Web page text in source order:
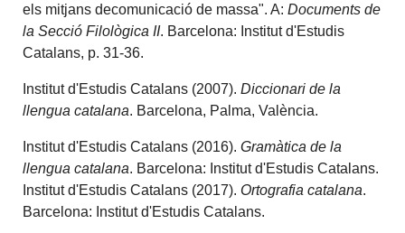
els mitjans decomunicació de massa". A:Documents de
la Secció Filològica II. Barcelona: Institut d'Estudis
Catalans, p. 31-36.
Institut d'Estudis Catalans (2007).Diccionari de la
llengua catalana. Barcelona, Palma, València.
Institut d'Estudis Catalans (2016).Gramàtica de la
llengua catalana. Barcelona: Institut d'Estudis Catalans.
Institut d'Estudis Catalans (2017). Ortografia catalana.
Barcelona: Institut d'Estudis Catalans.